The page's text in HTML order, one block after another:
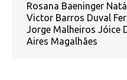
Rosana Baeninger
Victor Barros Duval
Jorge Malheiros Jóice
Aires Magalhães